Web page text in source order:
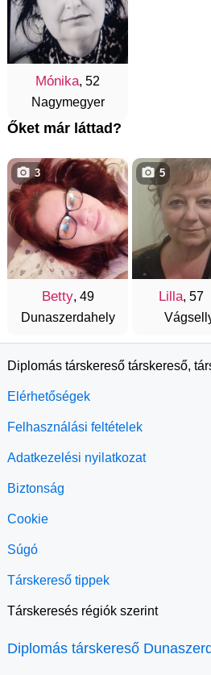
Mónika, 52
Nagymegyer
Őket már láttad?
Betty, 49
Dunaszerdahely
3
Lilla, 57
5
Diplomás társkereső társkereső,
Elérhetőségek
Felhasználási feltételek
Adatkezelési nyilatkozat
Biztonság
Cookie
Súgó
Társkereső tippek
Társkeresés régiók szerint
Diplomás társkereső